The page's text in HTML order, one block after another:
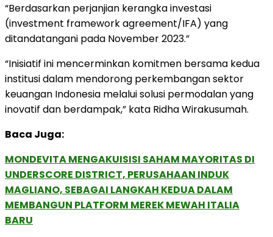
“Berdasarkan perjanjian kerangka investasi
(investment framework agreement/IFA) yang
ditandatangani pada November 2023.”
“Inisiatif ini mencerminkan komitmen bersama kedua
institusi dalam mendorong perkembangan sektor
keuangan Indonesia melalui solusi permodalan yang
inovatif dan berdampak,” kata Ridha Wirakusumah.
Baca Juga:
MONDEVITA MENGAKUISISI SAHAM MAYORITAS DI
UNDERSCORE DISTRICT, PERUSAHAAN INDUK
MAGLIANO, SEBAGAI LANGKAH KEDUA DALAM
MEMBANGUN PLATFORM MEREK MEWAH ITALIA
BARU